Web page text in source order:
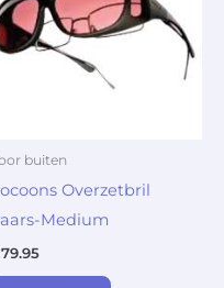
buiten
Overzetbril
Medium
79.95